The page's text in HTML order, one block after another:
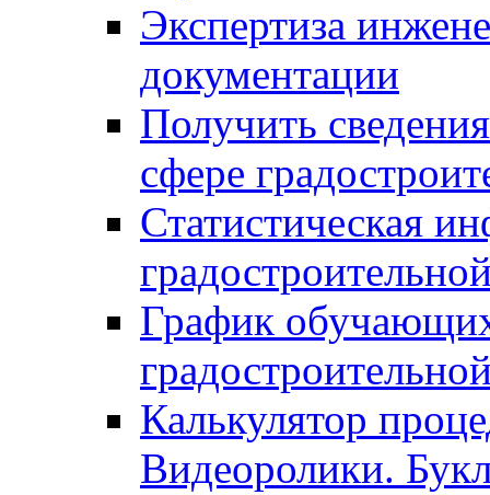
Экспертиза
документации
Получить
сфере
Статистическая
График
Калькулятор
Видеоролики.